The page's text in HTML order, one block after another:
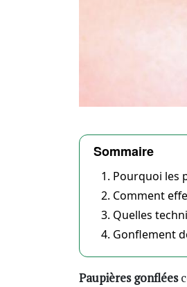
Sommaire
Pourquoi les
Comment
Quelles
Gonflement
Paupières gonflées